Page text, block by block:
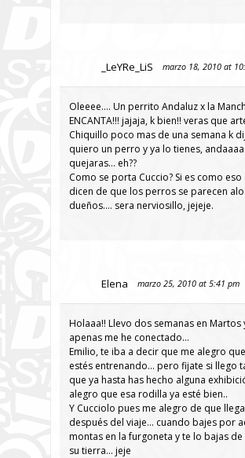
_LeYRe_LiS marzo 18, 2010 at
Oleeee…. Un perrito Andaluz x la
ENCANTA!!! jajaja, k bien!! veras que
Chiquillo poco mas de una semana k
quiero un perro y ya lo tienes,
quejaras… eh??
Como se porta Cuccio? Si es como eso
dicen de que los perros se parecen
dueños…. sera nerviosillo, jejeje.
Elena marzo 25, 2010 at 5:41 pm
Holaaa!! Llevo dos semanas en Martos
apenas me he conectado…
Emilio, te iba a decir que me alegro
estés entrenando… pero fijate si llego
que ya hasta has hecho alguna
alegro que esa rodilla ya esté bien..
Y Cucciolo pues me alegro de que
después del viaje… cuando bajes por
montas en la furgoneta y te lo bajas de
su tierra… jeje